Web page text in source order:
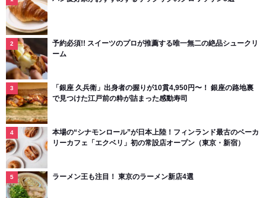
予約必須!! スイーツのプロが推薦する唯一無二の絶品シュークリ
ーム
「銀座 久兵衛」出身者の握りが10貫4,950円〜！ 銀座の路地裏
で見つけた江戸前の粋が詰まった感動寿司
本場の“シナモンロール”が日本上陸！フィンランド最古のベーカ
リーカフェ「エクベリ」初の常設店オープン（東京・新宿）
ラーメン王も注目！ 東京のラーメン新店4選